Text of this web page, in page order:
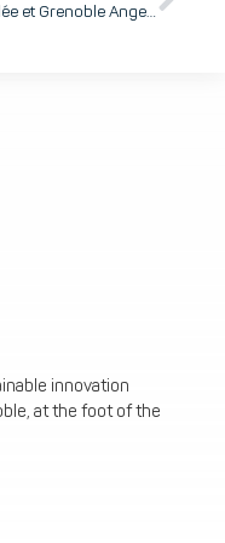
Inovallée et Grenoble Angels renouvèlent leur partenariat au service de l’accompagnement entrepreneurial
innovation
at the foot of the